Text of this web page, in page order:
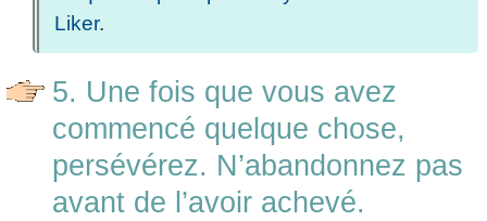
Liker.
5. Une fois que vous avez
commencé quelque chose,
persévérez. N’abandonnez pas
avant de l’avoir achevé.